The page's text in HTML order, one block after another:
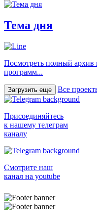
Тема дня
Посмотреть полный
программ...
Загрузить еще Все
Присоединяйтесь
к нашему телеграм
каналу
Смотрите наш
канал на youtube